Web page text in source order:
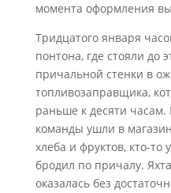
момента оформления
Тридцатого января
понтона, где стояли до
причальной стенки в
топливозаправщика,
раньше к десяти часам.
команды ушли в
хлеба и фруктов, кто-то
бродил по причалу.
оказалась без